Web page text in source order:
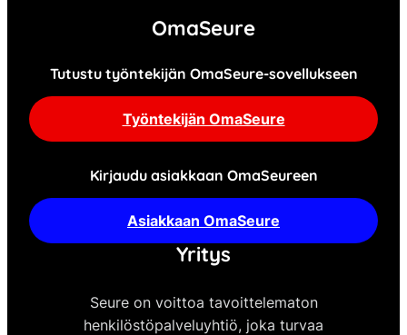
OmaSeure
Tutustu työntekijän OmaSeure-sovellukseen
Työntekijän OmaSeure
Kirjaudu asiakkaan OmaSeureen
Asiakkaan OmaSeure
Yritys
Seure on voittoa tavoittelematon
henkilöstöpalveluyhtiö, joka turvaa